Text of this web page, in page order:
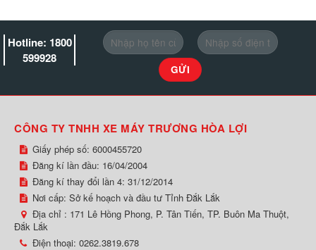
Hotline: 1800
599928
CÔNG TY TNHH XE MÁY TRƯƠNG HÒA LỢI
Giấy phép số: 6000455720
Đăng kí lần đầu: 16/04/2004
Đăng kí thay đổi lần 4: 31/12/2014
Nơi cấp: Sở kế hoạch và đầu tư Tỉnh Đắk Lắk
Địa chỉ : 171 Lê Hồng Phong, P. Tân Tiến, TP. Buôn Ma Thuột,
Đắk Lắk
Điện thoại: 0262.3819.678